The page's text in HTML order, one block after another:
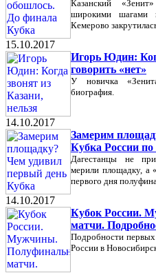
Казанский
широкими
Кемерово
15.10.2017
Игорь Юдин:
говорить «нет»
У новичка
биография.
14.10.2017
Замерим
Кубка России по
Дагестанцы не
мерили площадку, а
первого дня
14.10.2017
Кубок России.
матчи.
Подробности
России в